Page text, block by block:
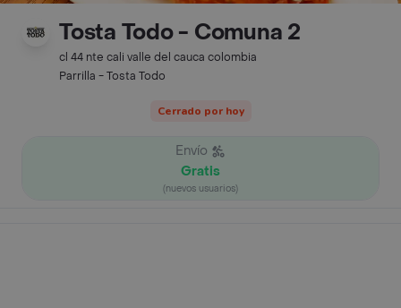
Tosta Todo - Comuna 2
cl 44 nte cali valle del cauca colombia
Parrilla - Tosta Todo
Cerrado por hoy
Envío
Gratis
(nuevos usuarios)